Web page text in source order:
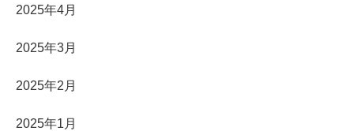
2025年4月
2025年3月
2025年2月
2025年1月